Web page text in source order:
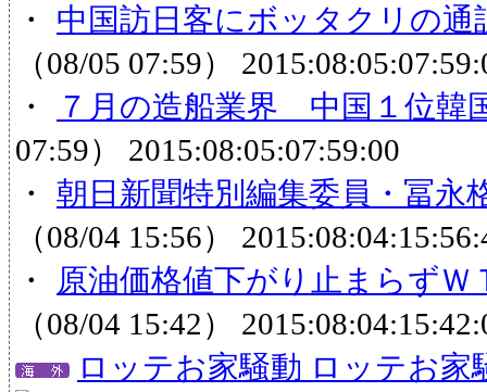
・ 中国訪日客にボッタクリの
（08/05 07:59）
・
７月の造船業界 中国１位
07:59） 2015:08:05:07:59:00
・ 朝日新聞特別編集委員・冨
（08/04 15:56）
・
原油価格値下がり止まらず
（08/04 15:42）
ロッテお家騒動 ロッテお